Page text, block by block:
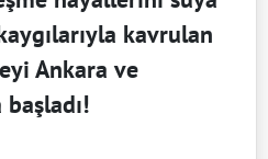
kavrulan
Ankara ve